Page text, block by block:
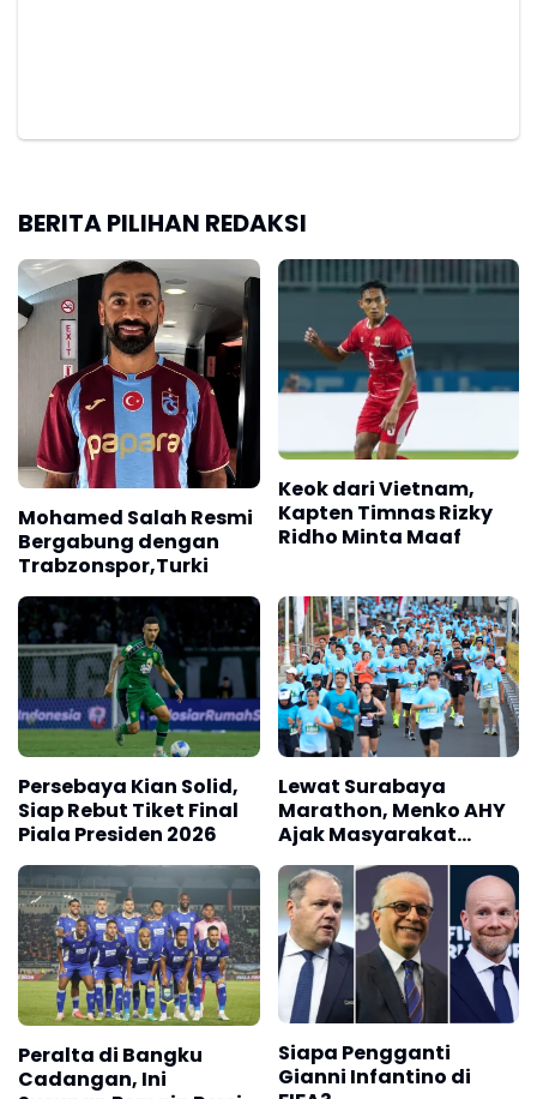
BERITA PILIHAN REDAKSI
Mohamed Salah Resmi
Bergabung dengan
Trabzonspor,Turki
Keok dari Vietnam,
Kapten Timnas Rizky
Ridho Minta Maaf
Persebaya Kian Solid,
Siap Rebut Tiket Final
Piala Presiden 2026
Lewat Surabaya
Marathon, Menko AHY
Ajak Masyarakat
Bangun Bangsa Sehat
dan Produktif
Peralta di Bangku
Cadangan, Ini
Siapa Pengganti
Gianni Infantino di